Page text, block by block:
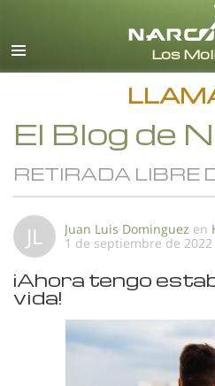
El Blog de
RETIRADA LIBRE
JL Juan Luis Dominguez en
1 de septiembre de 2022
¡Ahora tengo
vida!